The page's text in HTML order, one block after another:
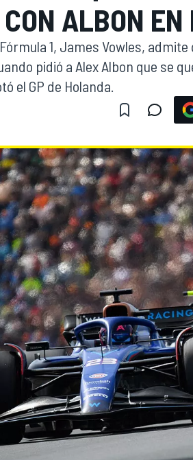
MOTO
TURISMO
ALBON
1, James Vowles,
pidió a Alex Albon que se
el GP de Holanda.